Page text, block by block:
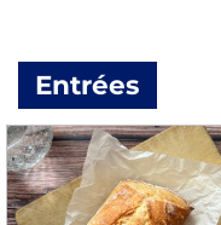
Entrées